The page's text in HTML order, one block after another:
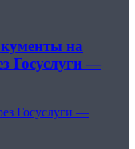
на
Госуслуги —
Госуслуги —